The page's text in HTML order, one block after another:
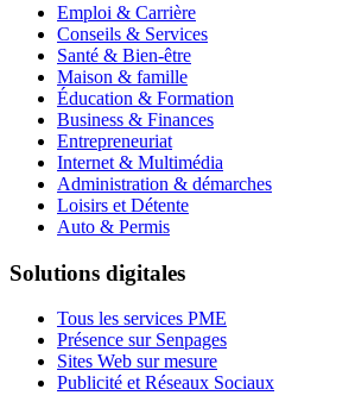
Emploi & Carrière
Conseils & Services
Santé & Bien-être
Maison & famille
Éducation & Formation
Business & Finances
Entrepreneuriat
Internet & Multimédia
Administration & démarches
Loisirs et Détente
Auto & Permis
Solutions digitales
Tous les services PME
Présence sur Senpages
Sites Web sur mesure
Publicité et Réseaux Sociaux